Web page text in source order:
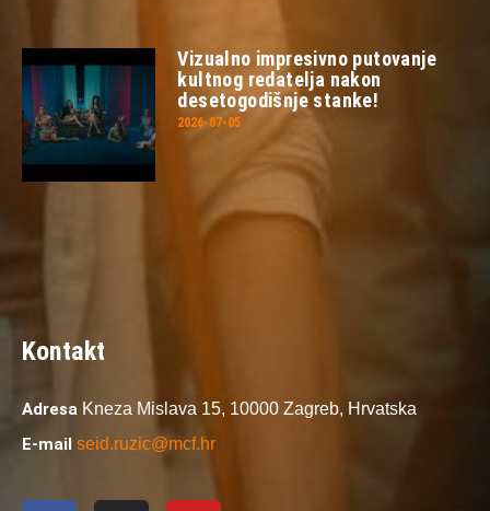
Vizualno impresivno putovanje
kultnog redatelja nakon
desetogodišnje stanke!
2026-07-05
Kontakt
Adresa Kneza Mislava 15, 10000 Zagreb, Hrvatska
E-mail seid.ruzic@mcf.hr